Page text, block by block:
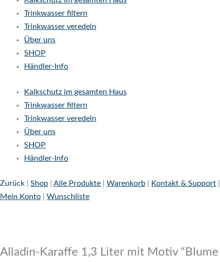
Trinkwasser filtern
Trinkwasser veredeln
Über uns
SHOP
Händler-Info
Kalkschutz im gesamten Haus
Trinkwasser filtern
Trinkwasser veredeln
Über uns
SHOP
Händler-Info
Zurück Shop Alle Produkte Warenkorb Kontakt & Support
Mein Konto
Wunschliste
Alladin-Karaffe 1,3 Liter mit Motiv “Blume